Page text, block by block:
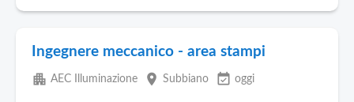
Ingegnere meccanico - area stampi
apartment AEC Illuminazione place Subbiano event_available oggi